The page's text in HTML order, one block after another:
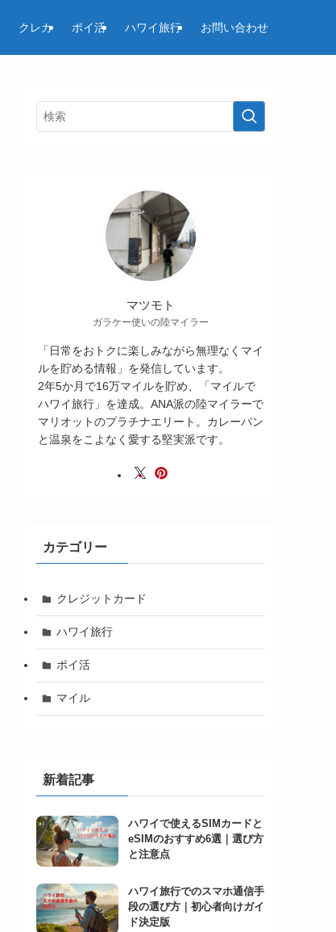
クレカ ポイ活 ハワイ旅行 お問い合わせ
マツモト
ガラケー使いの陸マイラー
「日常をおトクに楽しみながら無理なくマイ
ルを貯める情報」を発信しています。
2年5か月で16万マイルを貯め、「マイルで
ハワイ旅行」を達成。ANA派の陸マイラーで
マリオットのプラチナエリート。カレーパン
と温泉をこよなく愛する堅実派です。
カテゴリー
クレジットカード
ハワイ旅行
ポイ活
マイル
新着記事
ハワイで使えるSIMカードと
eSIMのおすすめ6選｜選び方
と注意点
ハワイ旅行でのスマホ通信手
段の選び方｜初心者向けガイ
ド決定版